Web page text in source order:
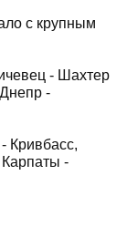
с крупным
- Шахтер
-
Кривбасс,
-